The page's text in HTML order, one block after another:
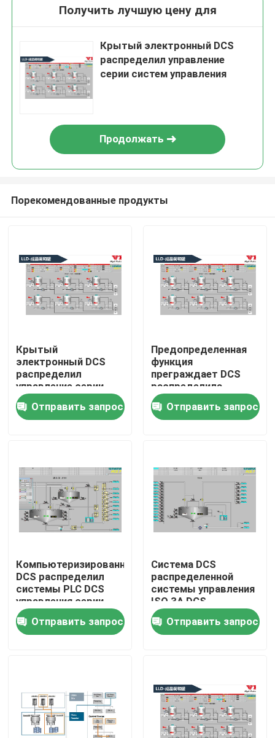
Дом
Продукты
О нас
Проверка качества
Свяжитесь мы
Случаи
Спросите цитату
Получить лучшую цену для
Крытый электронный DCS
распределил управление
серии систем управления
Продолжать
Порекомендованные продукты
Крытый
электронный DCS
распределил
управление серии
систем управления
Отправить запрос
Предопределенная
функция
преграждает DCS
распределила
управление серии
системы управления
Отправить запрос
Компьютеризированный
DCS распределил
системы PLC DCS
управления серии
системы управления
Отправить запрос
Система DCS
распределенной
системы управления
ISO 3A DCS
химикатов
Отправить запрос